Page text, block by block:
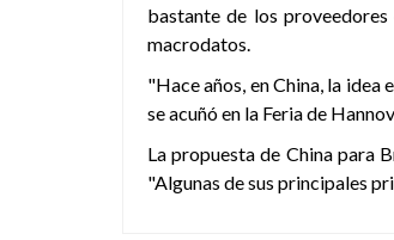
bastante de los
macrodatos.
"Hace años, en China, la
se acuñó en la Feria de
La propuesta de China para
"Algunas de sus principales